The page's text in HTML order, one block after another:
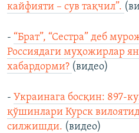
кайфияти – сув тақчил”.
- “Брат”, “Сестра” деб
Россиядаги муҳожирлар
хабардорми? (видео)
- Украинага босқин: 897-
қўшинлари Курск
силжишди. (видео)